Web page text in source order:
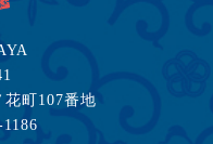
町107番地